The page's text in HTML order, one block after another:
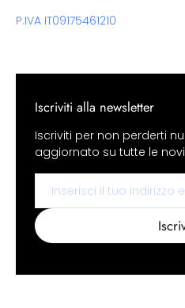
P.IVA IT09175461210
Iscriviti alla newsletter
Iscriviti per non perderti
aggiornato su tutte le